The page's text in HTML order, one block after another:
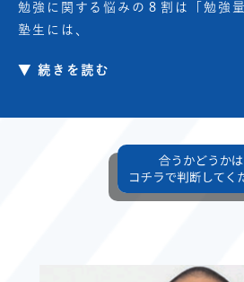
勉強に関する悩みの８割は「勉強
塾生には、
▼ 続きを読む